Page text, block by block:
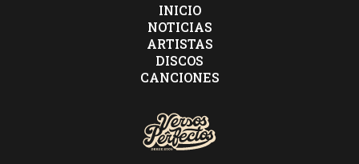
INICIO
NOTICIAS
ARTISTAS
DISCOS
CANCIONES